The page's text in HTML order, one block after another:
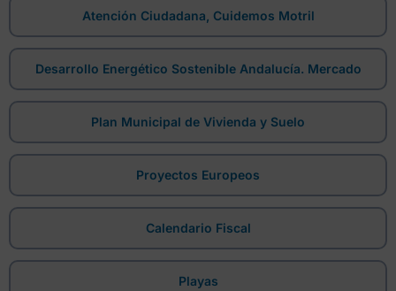
Atención Ciudadana, Cuidemos Motril
Desarrollo Energético Sostenible Andalucía. Mercado
Plan Municipal de Vivienda y Suelo
Proyectos Europeos
Calendario Fiscal
Playas